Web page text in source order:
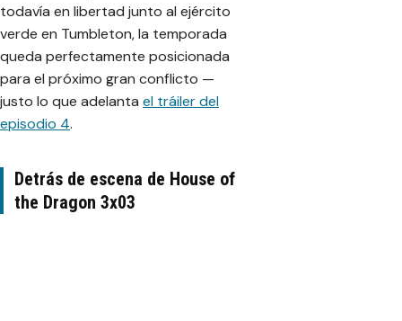
todavía en libertad junto al ejército
verde en Tumbleton, la temporada
queda perfectamente posicionada
para el próximo gran conflicto —
justo lo que adelanta el tráiler del
episodio 4.
Detrás de escena de House of
the Dragon 3x03